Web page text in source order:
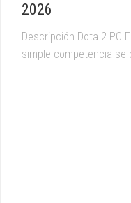
2026
Descripción Dota 2 PC
simple competencia se